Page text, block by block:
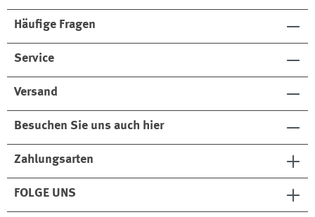
Häufige Fragen
Service
Versand
Besuchen Sie uns auch hier
Zahlungsarten
FOLGE UNS